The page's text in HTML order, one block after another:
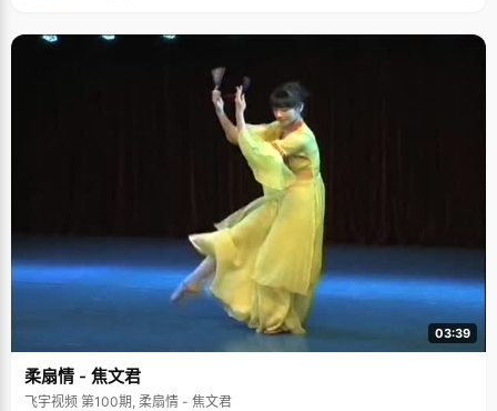
成现代诗人的欲望和潜质。 求芝蓉的求学欲望是天生的，2岁的时候，她自
拼音、汉字和数字，为以后的早期教育打下了基础。四岁生日那天，求芝蓉
收到了自己的第一本诗集——《古诗五十首》，开始跟着爸爸学习朗诵诗
歌。求芝蓉很有诗词天赋，记忆力也不错，在上小学前她已经会背大概200
首古诗，而且对于很多理解深入。这个数字是惊人的，很多成年人也不定能
记住那么多。上学以后，求芝蓉对诗的狂热不减，在初高中达到顶峰，利用
课余时间狂看诗集，那时候，她脑袋里大概能完整的记忆五六百首诗词，在
一次诗歌大赛中她以一口气背出一百多首诗词而艺压四座，令同学们羡慕不
已。并常常有"因古诗发狂，诗性大发，想做诗"的感觉，于是写了几首打油
诗，为同学们传阅。在众多诗人中，求芝蓉最喜欢李商隐的诗，纳兰信德的
词，两位都是感情细腻，洒脱飘逸的性情中人，正好与求芝蓉略显俊逸的性
格契合，读他们的诗词更有如遇知己之感。至今，求芝蓉依然保持着对诗词
的喜好，兴致到时偶作小赋。前段时间，妈妈从上海寄来著名的土特产小京
生（新昌的特产花生），品尝之余，求芝蓉有感而发："剥却麻袍去赤衣，淳
香入口泪嘘唏。千里寄传非入贡，怜儿求学不得归。"（摘自求芝蓉名博"月
好，平时最爱干的事情就是买书，有闲暇和闲钱的时候就去逛书店，搬回来
了家中的大书架。 求芝蓉读书内容广泛，尤其喜欢大部头，小学的时候，她
已经读完了四大名著，并开始攻关金庸的小说，"飞雪连天射白鹿，笑书狂侠
03:39
柔扇情 - 焦文君
飞宇视频 第100期, 柔扇情 - 焦文君